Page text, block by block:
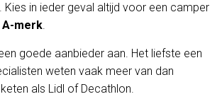
in ieder geval altijd voor een camper
A-merk.
goede aanbieder aan. Het liefste een
weten vaak meer van dan
als Lidl of Decathlon.